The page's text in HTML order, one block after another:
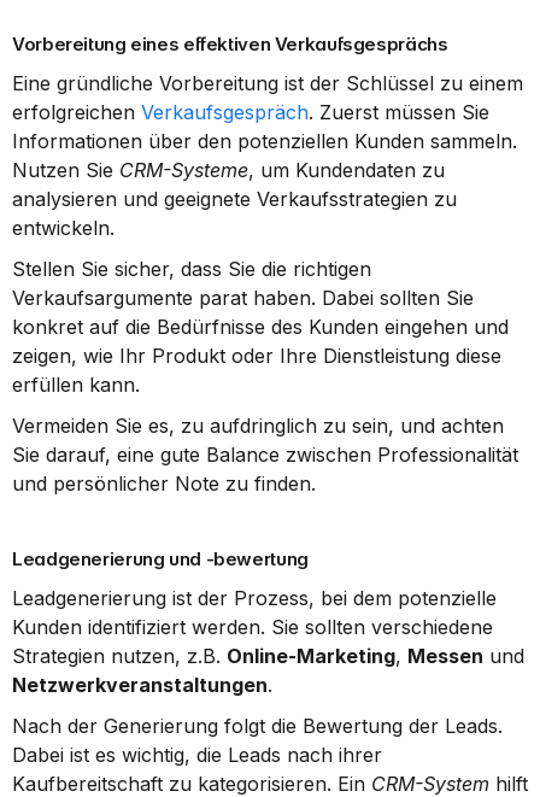
Vorbereitung eines effektiven Verkaufsgesprächs
Eine gründliche Vorbereitung ist der Schlüssel zu einem
erfolgreichen Verkaufsgespräch. Zuerst müssen Sie
Informationen über den potenziellen Kunden sammeln.
Nutzen Sie CRM-Systeme, um Kundendaten zu
analysieren und geeignete Verkaufsstrategien zu
entwickeln.
Stellen Sie sicher, dass Sie die richtigen
Verkaufsargumente parat haben. Dabei sollten Sie
konkret auf die Bedürfnisse des Kunden eingehen und
zeigen, wie Ihr Produkt oder Ihre Dienstleistung diese
erfüllen kann.
Vermeiden Sie es, zu aufdringlich zu sein, und achten
Sie darauf, eine gute Balance zwischen Professionalität
und persönlicher Note zu finden.
Leadgenerierung und -bewertung
Leadgenerierung ist der Prozess, bei dem potenzielle
Kunden identifiziert werden. Sie sollten verschiedene
Strategien nutzen, z.B. Online-Marketing, Messen
Netzwerkveranstaltungen.
Nach der Generierung folgt die Bewertung der Leads.
Dabei ist es wichtig, die Leads nach ihrer
Kaufbereitschaft zu kategorisieren. Ein CRM-System hilft